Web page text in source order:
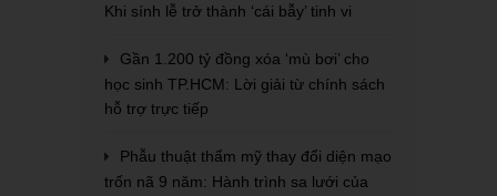
Khi sính lễ trở thành ‘cái bẫy’ tinh vi
Gần 1.200 tỷ đồng xóa ‘mù bơi’ cho
học sinh TP.HCM: Lời giải từ chính sách
hỗ trợ trực tiếp
Phẫu thuật thẩm mỹ thay đổi diện mạo
trốn nã 9 năm: Hành trình sa lưới của